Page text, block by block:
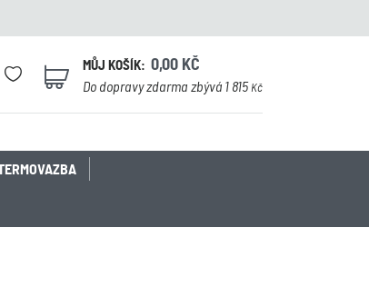
0
MŮJ KOŠÍK: 0,00 KČ
Do dopravy zdarma zbývá 1 815Kč